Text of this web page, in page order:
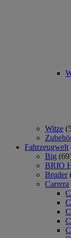
Witze
Fahrzeugwelt
Big
BRIO
Bruder
Carrera